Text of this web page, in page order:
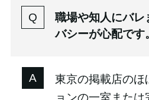
職場や知人にバレ
バシーが心配です。
東京の掲載店のほ